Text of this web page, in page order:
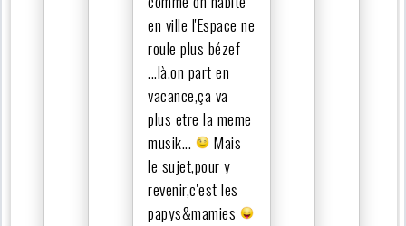
en ville l'Espace ne
roule plus bézef
...là,on part en
vacance,ça va
plus etre la meme
musik...
Mais
le sujet,pour y
revenir,c'est les
papys&mamies